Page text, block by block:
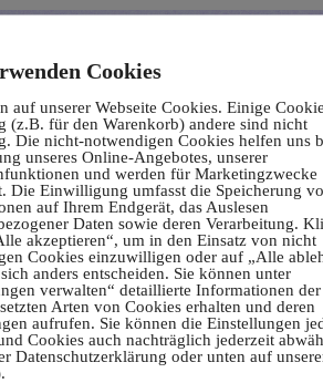
Cookies
auf unserer Webseite Cookies. Einige
(z.B. für den Warenkorb) andere sind nicht
Die nicht-notwendigen Cookies helfen uns
unseres Online-Angebotes, unserer
und werden für Marketingzwecke
Die Einwilligung umfasst die Speicherung
auf Ihrem Endgerät, das Auslesen
Daten sowie deren Verarbeitung.
akzeptieren“, um in den Einsatz von nicht
Cookies einzuwilligen oder auf „Alle
anders entscheiden. Sie können unter
verwalten“ detaillierte Informationen
Arten von Cookies erhalten und deren
aufrufen. Sie können die Einstellungen
Cookies auch nachträglich jederzeit
Datenschutzerklärung oder unten auf